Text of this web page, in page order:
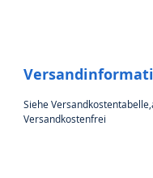
Siehe
Versandkostenfrei